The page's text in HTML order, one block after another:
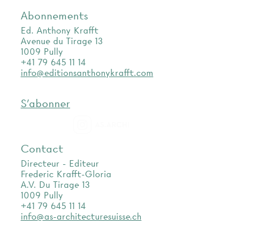
Abonnements
Ed. Anthony Krafft
Avenue du Tirage 13
1009 Pully
+41 79 645 11 14
info@editionsanthonykrafft.com
S'abonner
Contact
Directeur - Editeur
Frederic Krafft-Gloria
A.V. Du Tirage 13
1009 Pully
+41 79 645 11 14
info@as-architecturesuisse.ch